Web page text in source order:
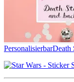
PersonalisierbarDeath